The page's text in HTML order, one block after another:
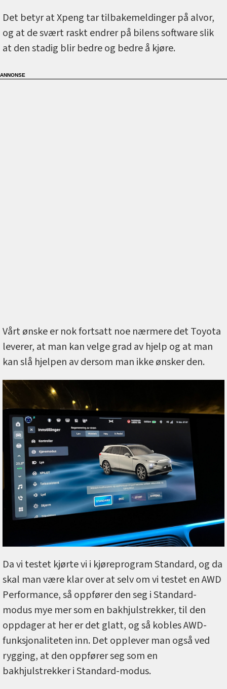
Det betyr at Xpeng tar tilbakemeldinger på alvor,
og at de svært raskt endrer på bilens software slik
at den stadig blir bedre og bedre å kjøre.
Vårt ønske er nok fortsatt noe nærmere det Toyota
leverer, at man kan velge grad av hjelp og at man
kan slå hjelpen av dersom man ikke ønsker den.
Da vi testet kjørte vi i kjøreprogram Standard, og da
skal man være klar over at selv om vi testet en AWD
Performance, så oppfører den seg i Standard-
modus mye mer som en bakhjulstrekker, til den
oppdager at her er det glatt, og så kobles AWD-
funksjonaliteten inn. Det opplever man også ved
rygging, at den oppfører seg som en
bakhjulstrekker i Standard-modus.